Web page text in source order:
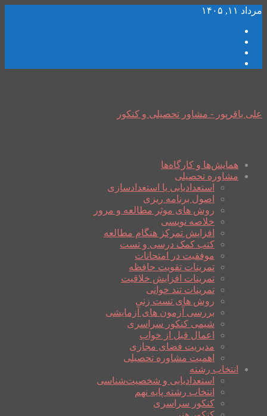
مرداد ۱۱, ۱۴۰۵
علی باقرپور - مشاور تحصیلی و کنکور
همایش‌ها و کارگاه‌ها
مشاوره تحصیلی
استعدادیابی یا استعدادسازی
اصول برنامه ریزی
روش های موثر مطالعه و مرور
خلاصه نویسی
افزایش تمرکز هنگام مطالعه
کتب کمک درسی و تست
موفقیت در امتحانات
تمرینات تقویت حافظه
تمرینات افزایش خلاقیت
تمرینات تند خوانی
روش های تست زنی
بررسی آزمون های آزمایشی
شیمی کنکور سراسری
اعمال قبل از خواب
مدیریت فضای مجازی
اهمیت مشاوره تحصیلی
انتخاب رشته
استعدادیابی و شخصیت‌شناسی
انتخاب رشته پایه نهم
کنکور سراسری